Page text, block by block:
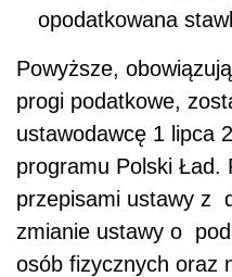
opodatkowana
Powyższe,
progi podatkowe,
ustawodawcę 1 lipca
programu Polski Ład.
przepisami ustawy z
zmianie ustawy o
osób fizycznych oraz